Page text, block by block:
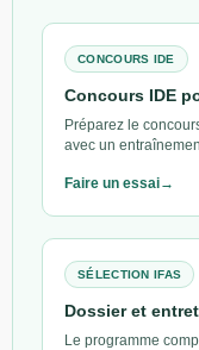
CONCOURS IDE
Concours IDE
Préparez le
avec un
Faire un essai
SÉLECTION IFAS
Dossier et
Le programme